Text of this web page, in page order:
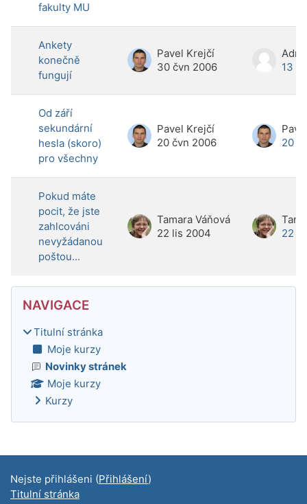
fakulty MU
Ankety
konečně
fungují
Pavel Krejčí
30 čvn 2006
13
Od září
sekundární
hesla (skoro)
pro všechny
Pavel Krejčí
20 čvn 2006
20
Pokud máte
pocit, že jste
zahlcováni
nevyžádanou
poštou...
Tamara Váňová
22 lis 2004
22
Bloky
NAVIGACE
Titulní stránka
Moje kurzy
Novinky stránek
Moje kurzy
Kurzy
Doplňkové bloky
Nejste přihlášeni (Přihlášení)
Titulní stránka